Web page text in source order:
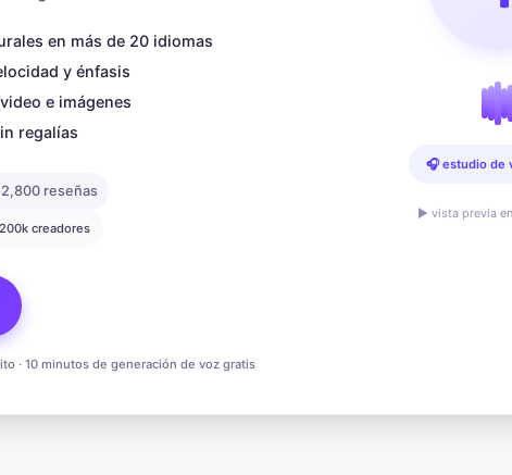
en más de 20 idiomas
y énfasis
e imágenes
regalías
reseñas
creadores
· 10 minutos de generación de voz gratis
🎧 estudio de
▶ vista previa